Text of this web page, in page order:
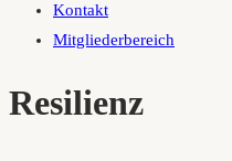
Kontakt
Mitgliederbereich
Resilienz